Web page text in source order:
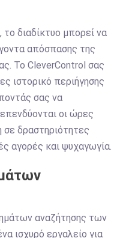
διαδίκτυο μπορεί να
απόσπασης της
Το CleverControl σας
ιστορικό περιήγησης
σας να
οι ώρες
σε δραστηριότητες
αγορές και ψυχαγωγία.
αναζήτησης των
ισχυρό εργαλείο για